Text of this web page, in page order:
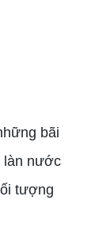
bãi
làn nước
tượng